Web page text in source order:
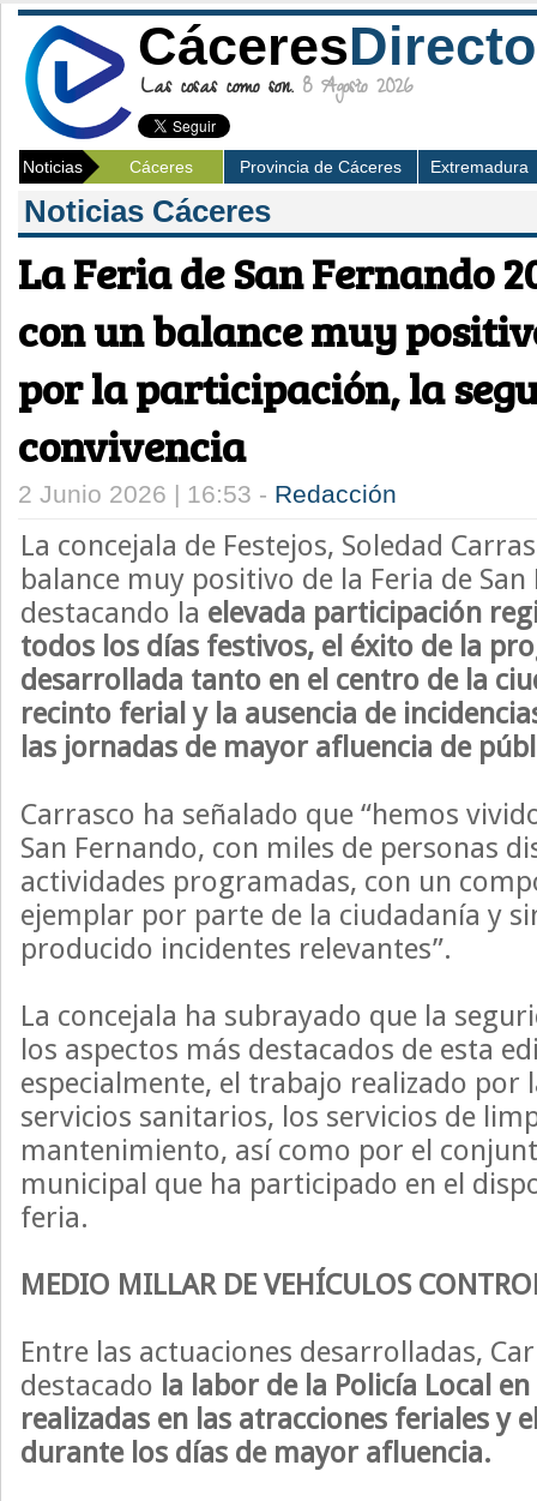
CáceresDirecto
Las cosas como son. 8 Agosto 2026
Noticias Cáceres Provincia de Cáceres Extremadura
Noticias Cáceres
La Feria de San Fernando
con un balance muy
por la participación, la
convivencia
2 Junio 2026 | 16:53 - Redacción
La concejala de Festejos, Soledad
balance muy positivo de la Feria de San
destacando la elevada participación
todos los días festivos, el éxito de la
desarrollada tanto en el centro de la
recinto ferial y la ausencia de
las jornadas de mayor afluencia de
Carrasco ha señalado que “hemos
San Fernando, con miles de personas
actividades programadas, con un
ejemplar por parte de la ciudadanía y
producido incidentes relevantes”.
La concejala ha subrayado que la
los aspectos más destacados de esta
especialmente, el trabajo realizado por
servicios sanitarios, los servicios de
mantenimiento, así como por el
municipal que ha participado en el
feria.
MEDIO MILLAR DE VEHÍCULOS
Entre las actuaciones desarrolladas,
destacado la labor de la Policía Local
realizadas en las atracciones feriales y
durante los días de mayor afluencia.